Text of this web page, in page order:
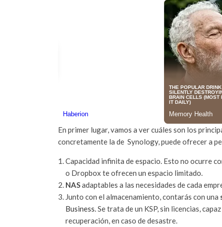
En primer lugar, vamos a ver cuáles son los
concretamente la de Synology, puede ofrecer a
Capacidad infinita de espacio. Esto no ocurre
o Dropbox te ofrecen un espacio limitado.
NASadaptables a las necesidades de cada
Junto con el almacenamiento, contarás con una
Business.Se trata de un KSP, sin licencias,
recuperación, en caso de desastre.